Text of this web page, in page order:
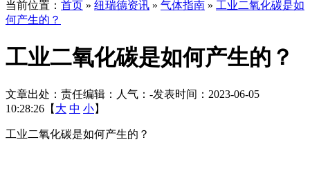
当前位置： 首页 » 纽瑞德资讯 » 气体指南 » 工业二氧化碳是如
何产生的？
工业二氧化碳是如何产生的？
文章出处： 责任编辑： 人气： -发表时间：2023-06-05
10:28:26【 大 中 小】
工业二氧化碳是如何产生的？